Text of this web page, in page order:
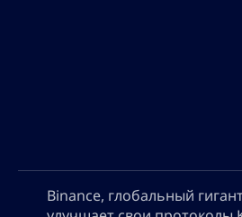
Binance, глобальный